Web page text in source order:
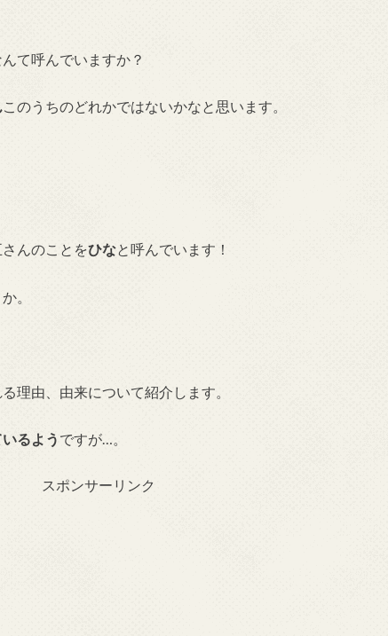
て呼んでいますか？
このうちのどれかではないかなと思います。
んのことをひなと呼んでいます！
。
理由、由来について紹介します。
るよう ですが…。
スポンサーリンク